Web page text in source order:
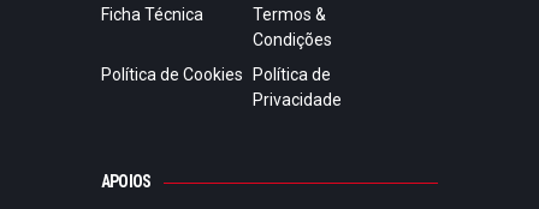
Ficha Técnica
Termos &
Condições
Política de Cookies
Política de
Privacidade
APOIOS